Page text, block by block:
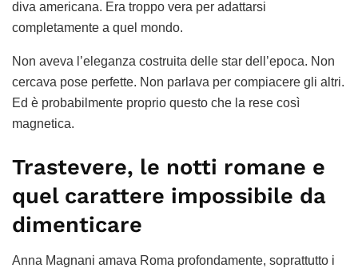
diva americana. Era troppo vera per adattarsi
completamente a quel mondo.
Non aveva l’eleganza costruita delle star dell’epoca. Non
cercava pose perfette. Non parlava per compiacere gli altri.
Ed è probabilmente proprio questo che la rese così
magnetica.
Trastevere, le notti romane e
quel carattere impossibile da
dimenticare
Anna Magnani amava Roma profondamente, soprattutto i